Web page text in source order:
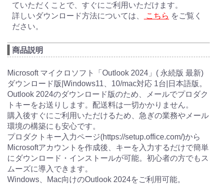
ていただくことで、すぐにご利用いただけます。
詳しいダウンロード方法については、
こちら をご覧く
ださい。
商品説明
Microsoft マイクロソフト「Outlook 2024」( 永続版 最新)
ダウンロード版|Windows11、10/mac対応 1台|日本語版。
Outlook 2024のダウンロード版のため、メールでプロダク
トキーをお送りします。配送料は一切かかりません。
購入後すぐにご利用いただけるため、急ぎの業務やメール
環境の構築にも安心です。
プロダクトキー入力ページ(https://setup.office.com/)から
Microsoftアカウントを作成後、キーを入力するだけで簡単
にダウンロード・インストールが可能。初心者の方でもス
ムーズに導入できます。
Windows、Mac向けのOutlook 2024をご利用可能。